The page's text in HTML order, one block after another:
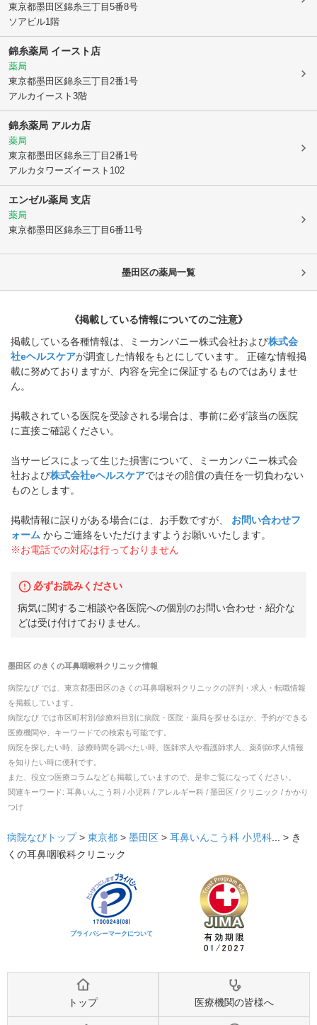
東京都墨田区錦糸三丁目5番8号
ソアビル1階
錦糸薬局 イースト店
薬局
東京都墨田区錦糸三丁目2番1号
アルカイースト3階
錦糸薬局 アルカ店
薬局
東京都墨田区錦糸三丁目2番1号
アルカタワーズイースト102
エンゼル薬局 支店
薬局
東京都墨田区錦糸三丁目6番11号
墨田区の薬局一覧
《掲載している情報についてのご注意》
掲載している各種情報は、ミーカンパニー株式会社および株式会
社eヘルスケアが調査した情報をもとにしています。 正確な情報掲
載に努めておりますが、内容を完全に保証するものではありませ
ん。
掲載されている医院を受診される場合は、事前に必ず該当の医院
に直接ご確認ください。
当サービスによって生じた損害について、ミーカンパニー株式会
社および株式会社eヘルスケアではその賠償の責任を一切負わない
ものとします。
掲載情報に誤りがある場合には、お手数ですが、
お問い合わせフ
ォーム からご連絡をいただけますようお願いいたします。
※お電話での対応は行っておりません
必ずお読みください
病気に関するご相談や各医院への個別のお問い合わせ・紹介な
どは受け付けておりません。
墨田区のきくの耳鼻咽喉科クリニック情報
病院なび では、 東京都墨田区のきくの耳鼻咽喉科クリニックの評判・求人・転職情報
を掲載しています。
病院なび では市区町村別/診療科目別に病院・医院・薬局を探せるほか、予約ができる
医療機関や、キーワードでの検索も可能です。
病院を探したい時、診療時間を調べたい時、医師求人や看護師求人、薬剤師求人情報
を知りたい時に便利です。
また、役立つ医療コラムなども掲載していますので、是非ご覧になってください。
関連キーワード: 耳鼻いんこう科 / 小児科 / アレルギー科 / 墨田区 / クリニック / かかり
つけ
病院なびトップ > 東京都 > 墨田区 > 耳鼻いんこう科 小児科... > き
くの耳鼻咽喉科クリニック
プライバシーマークについて
トップ 医療機関の皆様へ